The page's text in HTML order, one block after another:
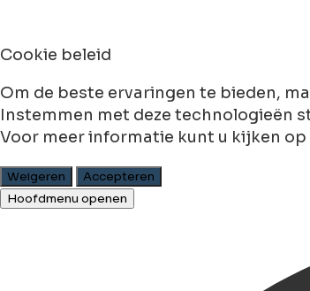
Cookie beleid
Om de beste ervaringen te bieden,
Instemmen met deze technologieën
Voor meer informatie kunt u kijken op
Weigeren
Accepteren
Hoofdmenu openen